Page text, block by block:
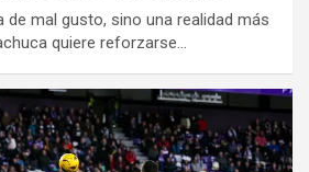
de mal gusto, sino una realidad más
quiere reforzarse…